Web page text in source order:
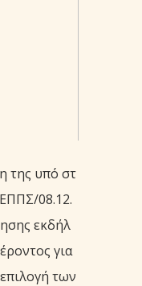
της υπό στ
08.12.
εκδήλ
για
των